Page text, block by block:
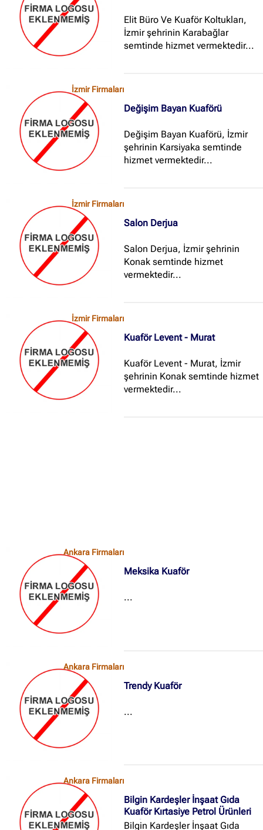
Elit Büro Ve Kuaför Koltukları,
İzmir şehrinin Karabağlar
semtinde hizmet vermektedir...
İzmir Firmaları
Değişim Bayan Kuaförü
Değişim Bayan Kuaförü, İzmir
şehrinin Karsiyaka semtinde
hizmet vermektedir...
İzmir Firmaları
Salon Derjua
Salon Derjua, İzmir şehrinin
Konak semtinde hizmet
vermektedir...
İzmir Firmaları
Kuaför Levent - Murat
Kuaför Levent - Murat, İzmir
şehrinin Konak semtinde hizmet
vermektedir...
Ankara Firmaları
Meksika Kuaför
...
Ankara Firmaları
Trendy Kuaför
...
Ankara Firmaları
Bilgin Kardeşler İnşaat Gıda
Kuaför Kırtasiye Petrol Ürünleri
Ve Şti
Bilgin Kardeşler İnşaat Gıda